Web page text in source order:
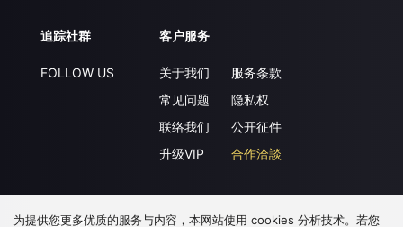
追踪社群
FOLLOW US
客户服务
关于我们
常见问题
联络我们
升级VIP
服务条款
隐私权
公开征件
合作洽談
下载 APP
为提供您更多优质的服务与内容，本网站使用 cookies 分析技术。若您